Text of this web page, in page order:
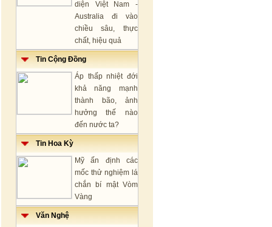
diện Việt Nam -
Australia đi vào
chiều sâu, thực
chất, hiệu quả
Tin Cộng Đồng
Áp thấp nhiệt đới
khả năng mạnh
thành bão, ảnh
hưởng thế nào
đến nước ta?
Tin Hoa Kỳ
Mỹ ấn định các
mốc thử nghiệm lá
chắn bí mật Vòm
Vàng
Văn Nghệ